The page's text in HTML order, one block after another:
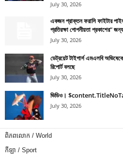
July 30, 2026
একজন প্রাক্তন ফরাসি ফাইটার
প্রতিরক্ষা গোপনীয়তা প্রকাশের”
July 30, 2026
ডেট্রয়েট টাইগার্স এমএলবি
রিপোর্ট বলছে
July 30, 2026
ভিডিও।
July 30, 2026
ពិភពលោក / World
កីឡា / Sport